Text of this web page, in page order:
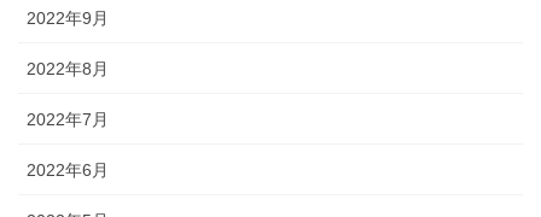
2022年9月
2022年8月
2022年7月
2022年6月